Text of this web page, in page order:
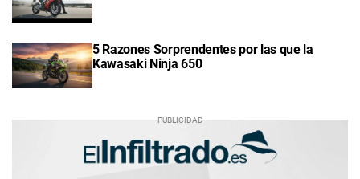
5 Razones Sorprendentes por las que la
Kawasaki Ninja 650